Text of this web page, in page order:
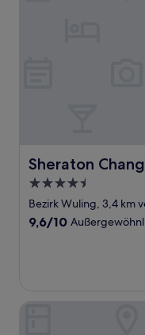
Sheraton
Sheraton Changde
4.5-
Sterne-
Unterkunft
Bezirk Wuling, 3,4 km
9.6
9,6/10